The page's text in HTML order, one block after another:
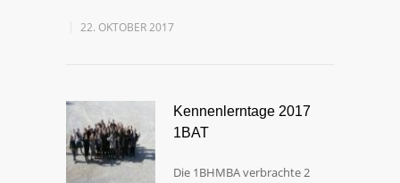
22. OKTOBER 2017
Kennenlerntage 2017
1BAT
Die 1BHMBA verbrachte 2